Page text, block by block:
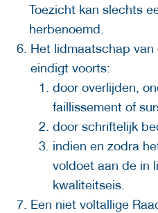
Toezicht kan slechts
herbenoemd.
Het lidmaatschap van
eindigt voorts:
door overlijden,
faillissement of
door schriftelijk
indien en zodra
voldoet aan de in
kwaliteitseis.
Een niet voltallige